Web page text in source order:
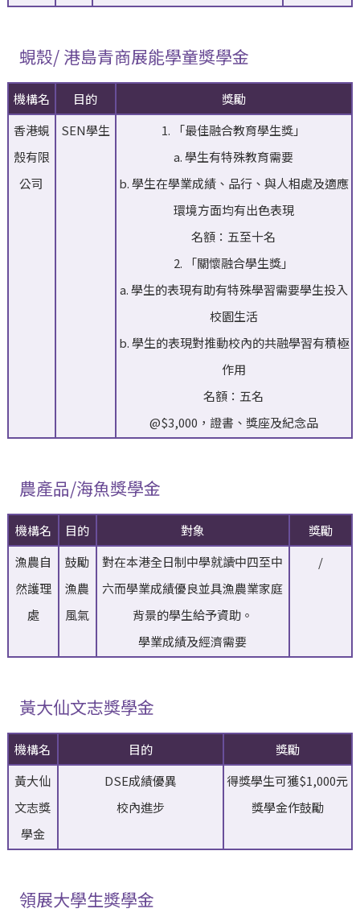
蜆殼/ 港島青商展能學童獎學金
機構名 目的
獎勵
香港蜆
殼有限
公司
SEN學生
1. 「最佳融合教育學生獎」
a. 學生有特殊教育需要
b. 學生在學業成績、品行、與人相處及適應
環境方面均有出色表現
名額：五至十名
2. 「關懷融合學生獎」
a. 學生的表現有助有特殊學習需要學生投入
校園生活
b. 學生的表現對推動校內的共融學習有積極
作用
名額：五名
@$3,000，證書、獎座及紀念品
農產品/海魚獎學金
機構名 目的 對象
獎勵
漁農自
然護理
處
鼓勵
漁農
風氣
對在本港全日制中學就讀中四至中
六而學業成績優良並具漁農業家庭
背景的學生給予資助。
學業成績及經濟需要
/
黃大仙文志獎學金
機構名 目的
獎勵
黃大仙
文志獎
學金
DSE成績優異
校內進步
得獎學生可獲$1,000元
獎學金作鼓勵
領展大學生獎學金